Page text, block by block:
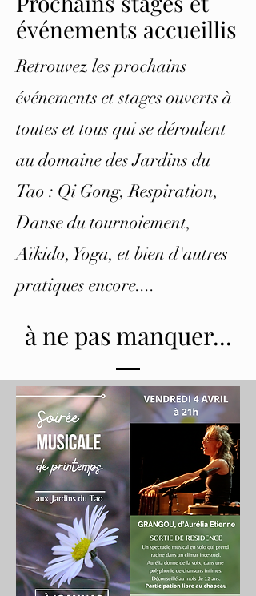
événements accueillis
Retrouvez les prochains
événements et stages ouverts à
toutes et tous qui se déroulent
au domaine des Jardins du
Tao : Qi Gong, Respiration,
Danse du tournoiement,
Aïkido, Yoga, et bien d'autres
pratiques encore....
à ne pas manquer...